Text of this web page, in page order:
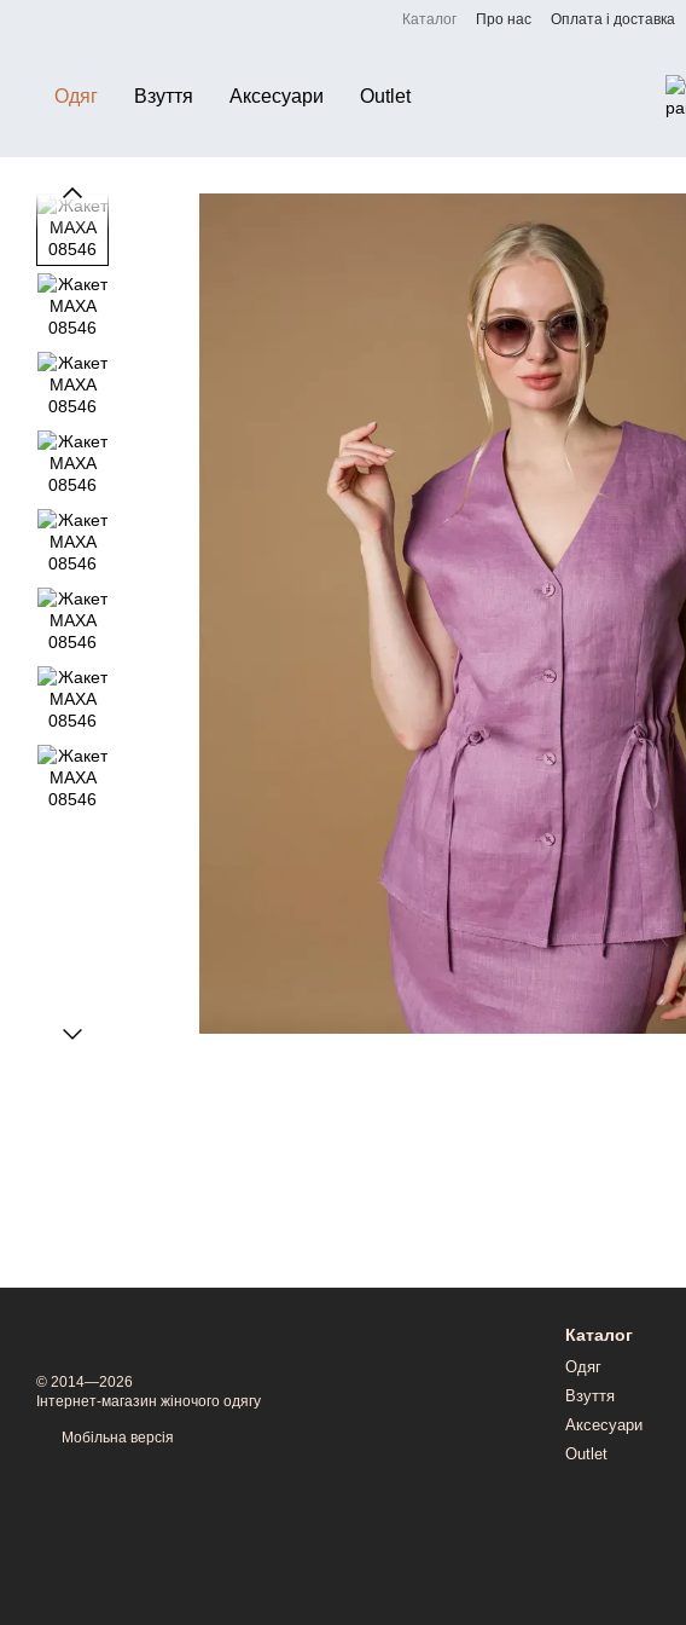
Каталог Про нас Оплата і доставка
Одяг Взуття Аксесуари Outlet
© 2014—2026
Інтернет-магазин жіночого одягу
Мобільна версія
Каталог
Одяг
Взуття
Аксесуари
Outlet